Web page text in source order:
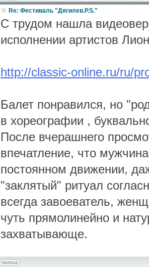
Re: Фестиваль "Дягилев.P.S."
С трудом нашла
исполнении артистов
http://classic-online.ru/ru/
Балет понравился, но
в хореографии ,
После вчерашнего
впечатление, что
постоянном движении,
"заклятый" ритуал
всегда завоеватель,
чуть прямолинейно и
захватывающе.